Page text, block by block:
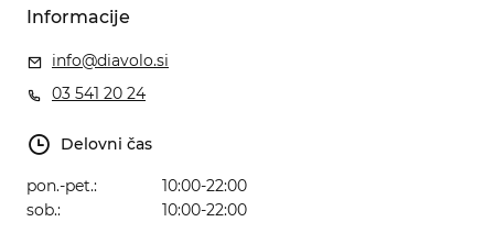
Informacije
info@diavolo.si
03 541 20 24
Delovni čas
pon.-pet.:
10:00-22:00
sob.:
10:00-22:00